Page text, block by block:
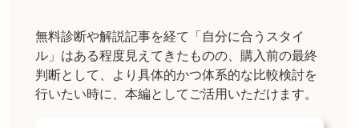
無料診断や解説記事を経て「自分に合うスタイ
ル」はある程度見えてきたものの、購入前の最終
判断として、より具体的かつ体系的な比較検討を
行いたい時に、本編としてご活用いただけます。